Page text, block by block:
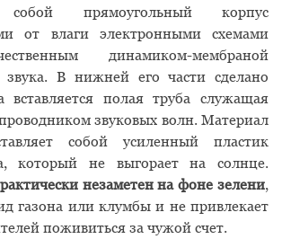
собой прямоугольный корпус
от влаги электронными схемами
динамиком-мембраной
звука. В нижней его части сделано
вставляется полая труба служащая
звуковых волн. Материал
собой усиленный пластик
который не выгорает на солнце.
незаметен на фоне зелени,
газона или клумбы и не привлекает
поживиться за чужой счет.